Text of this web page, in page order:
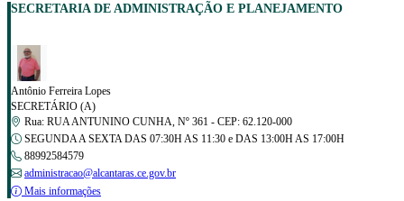
SECRETARIA DE ADMINISTRAÇÃO E PLANEJAMENTO
Antônio Ferreira Lopes
SECRETÁRIO (A)
Rua: RUA ANTUNINO CUNHA, Nº 361 - CEP: 62.120-000
SEGUNDA A SEXTA DAS 07:30H AS 11:30 e DAS 13:00H AS 17:00H
88992584579
administracao@alcantaras.ce.gov.br
Mais informações